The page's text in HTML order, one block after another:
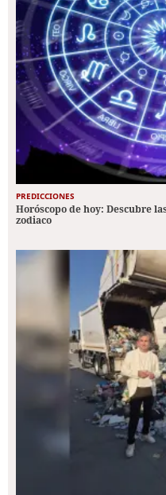
PREDICCIONES
Horóscopo de hoy: Descubre
zodiaco